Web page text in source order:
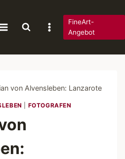
FineArt-
Angebot
von Alvensleben: Lanzarote
FOTOGRAFEN